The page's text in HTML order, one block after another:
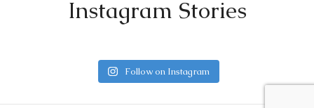
Instagram Stories
Follow on Instagram